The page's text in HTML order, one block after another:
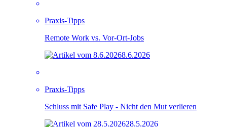
Praxis-Tipps
Remote Work vs. Vor-Ort-Jobs
8.6.2026
Praxis-Tipps
Schluss mit Safe Play - Nicht den Mut verlieren
28.5.2026